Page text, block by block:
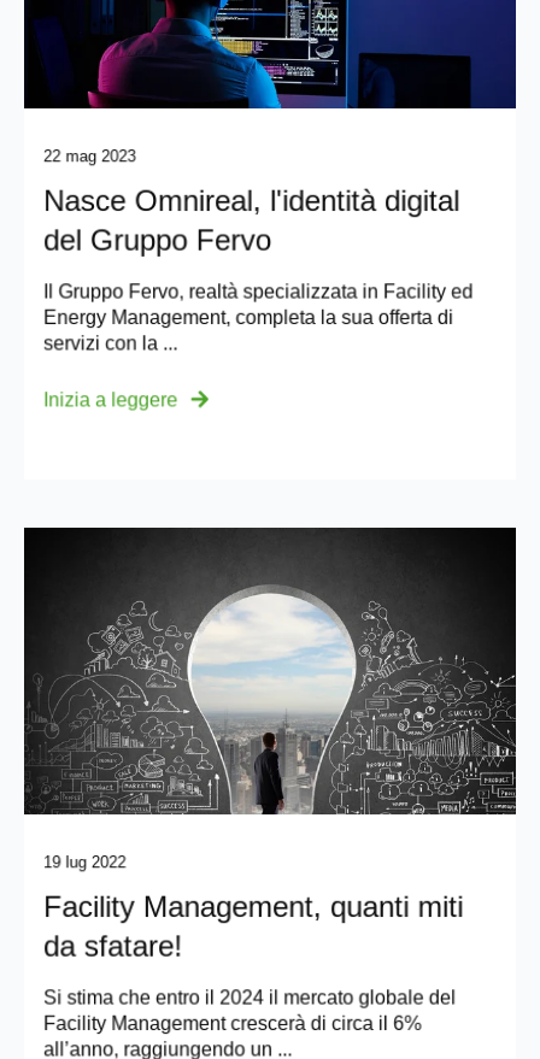
22 mag 2023
Nasce Omnireal, l'identità digital
del Gruppo Fervo
Il Gruppo Fervo, realtà specializzata in Facility ed
Energy Management, completa la sua offerta di
servizi con la ...
Inizia a leggere
19 lug 2022
Facility Management, quanti miti
da sfatare!
Si stima che entro il 2024 il mercato globale del
Facility Management crescerà di circa il 6%
all’anno, raggiungendo un ...